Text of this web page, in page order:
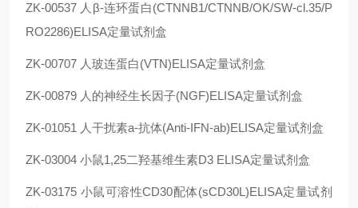
ZK-00537 人β-连环蛋白(CTNNB1/CTNNB/OK/SW-cl.35/P
RO2286)ELISA定量试剂盒
ZK-00707 人玻连蛋白(VTN)ELISA定量试剂盒
ZK-00879 人的神经生长因子(NGF)ELISA定量试剂盒
ZK-01051 人干扰素a-抗体(Anti-IFN-ab)ELISA定量试剂盒
ZK-03004 小鼠1,25二羟基维生素D3 ELISA定量试剂盒
ZK-03175 小鼠可溶性CD30配体(sCD30L)ELISA定量试剂